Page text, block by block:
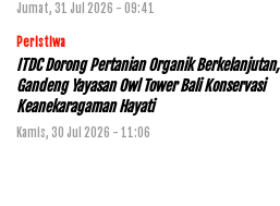
Jumat, 31 Jul 2026 - 09:41
Peristiwa
ITDC Dorong Pertanian Organik Berkelanjutan,
Gandeng Yayasan Owl Tower Bali Konservasi
Keanekaragaman Hayati
Kamis, 30 Jul 2026 - 11:06